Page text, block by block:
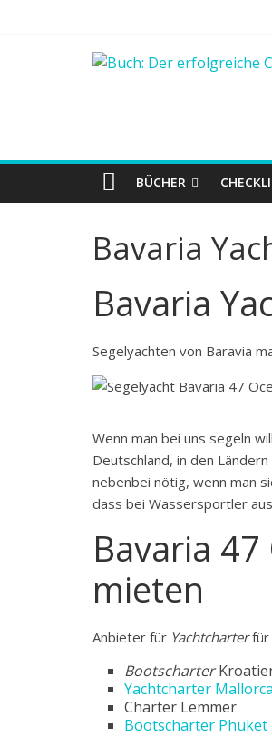
BÜCHER
Bavaria
Bavaria
Segelyachten von Baravia
Wenn man bei uns segeln
Deutschland, in den
nebenbei nötig, wenn man
dass bei Wassersportler
Bavaria
mieten
Anbieter für Yachtcharterfür
Bootscharter
Yachtcharter Mallorca
Charter Lemmer
Bootscharter Phuket